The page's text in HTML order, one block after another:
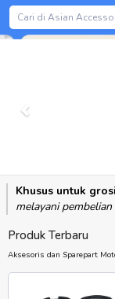
Previous
Khusus untuk
melayani
Produk Terbaru
Aksesoris dan Sparepart